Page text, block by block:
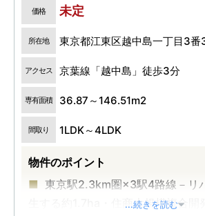
価格 未定
所在地 東京都江東区越中島一丁目3番
アクセス 京葉線「越中島」徒歩3分
専有面積 36.87～146.51m2
間取り 1LDK～4LDK
物件のポイント
東京駅2.3km圏×3駅4路線－リ
生する約1.7ha・住商大規模複合開
...続きを読む